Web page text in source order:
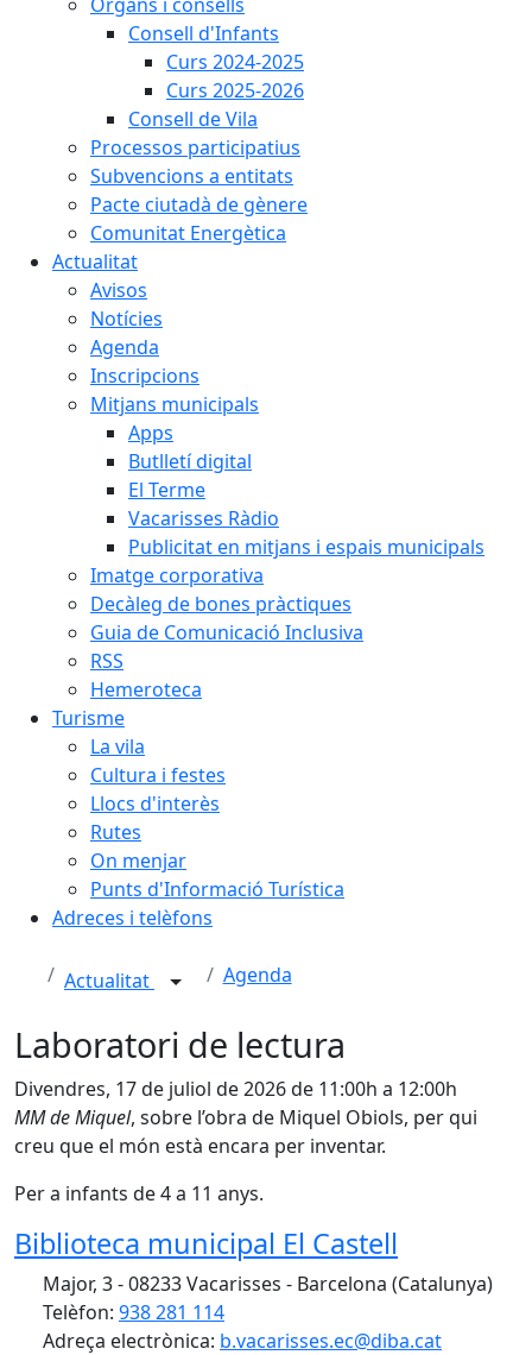
Consell d'Infants
Curs 2024-2025
Curs 2025-2026
Consell de Vila
Processos participatius
Subvencions a entitats
Pacte ciutadà de gènere
Comunitat Energètica
Actualitat
Avisos
Notícies
Agenda
Inscripcions
Mitjans municipals
Apps
Butlletí digital
El Terme
Vacarisses Ràdio
Publicitat en mitjans i espais municipals
Imatge corporativa
Decàleg de bones pràctiques
Guia de Comunicació Inclusiva
RSS
Hemeroteca
Turisme
La vila
Cultura i festes
Llocs d'interès
Rutes
On menjar
Punts d'Informació Turística
Adreces i telèfons
Actualitat Agenda
Laboratori de lectura
Divendres, 17 de juliol de 2026 de 11:00h a 12:00h
MM de Miquel, sobre l’obra de Miquel Obiols, per qui
creu que el món està encara per inventar.
Per a infants de 4 a 11 anys.
Biblioteca municipal El Castell
Major, 3 - 08233 Vacarisses - Barcelona (Catalunya)
Telèfon: 938 281 114
Adreça electrònica: b.vacarisses.ec@diba.cat